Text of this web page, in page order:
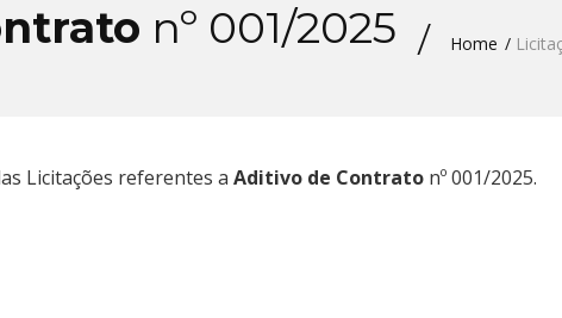
nº 001/2025 Home
Licitações referentes a Aditivo de Contrato nº 001/2025.